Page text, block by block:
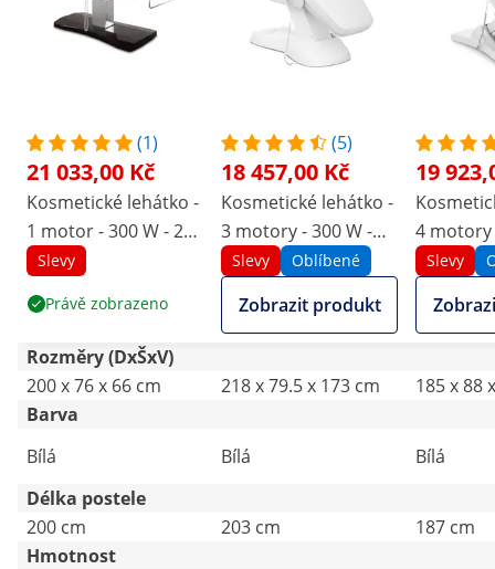
(1)
21 033,00 Kč
Kosmetické lehátko -
1 motor - 300 W - 200
x 75 x 66 - 91 cm -
Slevy
Právě zobrazeno
(5)
18 457,00 Kč
Kosmetické lehátko -
3 motory - 300 W -
203 x 62 x 64 - 86 cm
- 150 kg - bílé
Slevy Oblíbené
Zobrazit produkt
19
4 motory
187 x 60
cm - 150
Slevy
Rozměry (DxŠxV)
200 x 76 x 66 cm
218 x 79.5 x 173 cm
185 x 88
Barva
Bílá
Bílá
Bílá
Délka postele
200 cm
203 cm
187 cm
Hmotnost